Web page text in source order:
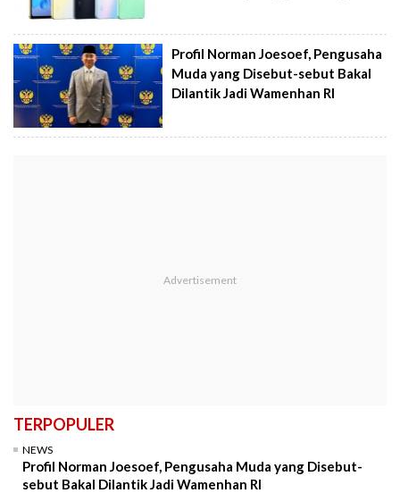
Profil Norman Joesoef, Pengusaha
Muda yang Disebut-sebut Bakal
Dilantik Jadi Wamenhan RI
TERPOPULER
NEWS
Profil Norman Joesoef, Pengusaha Muda yang Disebut-
sebut Bakal Dilantik Jadi Wamenhan RI